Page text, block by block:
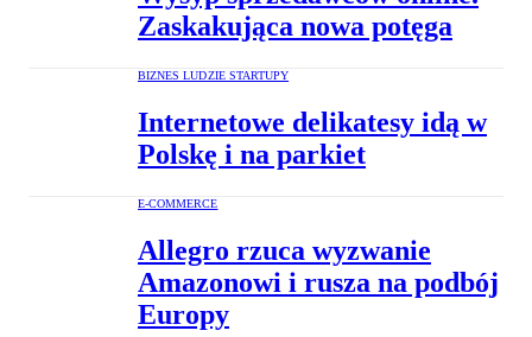
Zaskakująca nowa potęga
BIZNES LUDZIE STARTUPY
Internetowe delikatesy idą w
Polskę i na parkiet
E-COMMERCE
Allegro rzuca wyzwanie
Amazonowi i rusza na podbój
Europy